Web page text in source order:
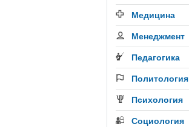
Медицина
Менеджмент
Педагогика
Политология
Психология
Социология